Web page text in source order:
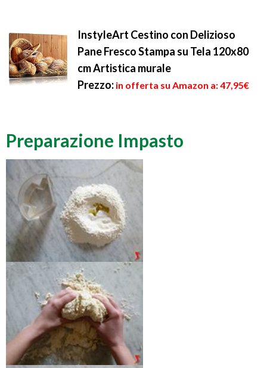
InstyleArt Cestino con Delizioso
Pane Fresco Stampa su Tela 120x80
cm Artistica murale
Prezzo: in offerta su Amazon a: 47,95€
Preparazione Impasto